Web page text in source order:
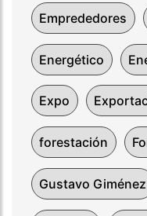
Emprededores
Energético
Expo
forestación
Gustavo Giménez